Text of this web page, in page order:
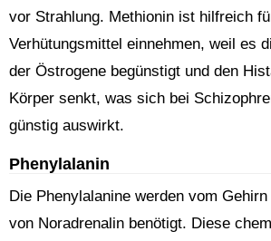
vor Strahlung. Methionin ist hilfreich
Verhütungsmittel einnehmen, weil es
der Östrogene begünstigt und den
Körper senkt, was sich bei
günstig auswirkt.
Phenylalanin
Die Phenylalanine werden vom
von Noradrenalin benötigt. Diese